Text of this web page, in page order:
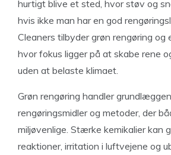
hurtigt blive et sted, hvor støv og
hvis ikke man har en god
Cleaners tilbyder grøn rengøring og
hvor fokus ligger på at skabe rene
uden at belaste klimaet.
Grøn rengøring handler
rengøringsmidler og metoder, der
miljøvenlige. Stærke kemikalier kan
reaktioner, irritation i luftvejene og